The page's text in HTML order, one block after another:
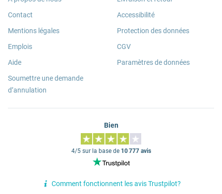
Contact
Mentions légales
Emplois
Aide
Soumettre une demande
d’annulation
Accessibilité
Protection des données
CGV
Paramètres de données
Bien
4/5 sur la base de 10 777 avis
Comment fonctionnent les avis Trustpilot?